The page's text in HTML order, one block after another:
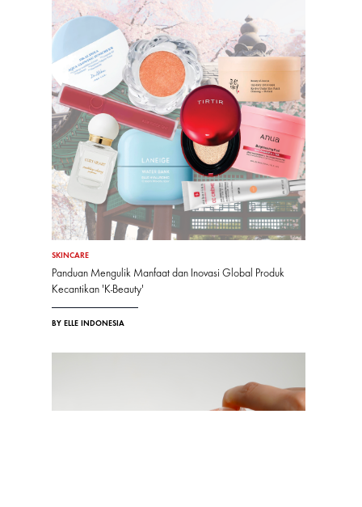
SKINCARE
Panduan Mengulik Manfaat dan Inovasi Global Produk
Kecantikan 'K-Beauty'
BY ELLE INDONESIA